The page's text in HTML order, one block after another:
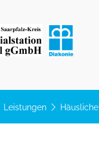
Leistungen